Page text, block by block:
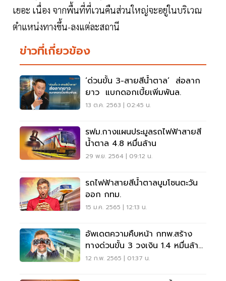
เยอะ เนื่อง จากพื้นที่ที่เวนคืนส่วนใหญ่จะอยู่ในบริเวณ
ตำแหน่งทางขึ้น-ลงแต่ละสถานี
ข่าวที่เกี่ยวข้อง
‘ด่วนขั้น 3-สายสีน้ำตาล’ ส่อลาก
ยาว แบกดอกเบี้ยเพิ่มพันล.
13 ต.ค. 2563 | 02:45 น.
รฟม.กางแผนประมูลรถไฟฟ้าสายสี
น้ำตาล 4.8 หมื่นล้าน
29 พ.ย. 2564 | 09:12 น.
รถไฟฟ้าสายสีน้ำตาลบูมโซนตะวัน
ออก กทม.
15 ม.ค. 2565 | 12:13 น.
อัพเดตความคืบหน้า กทพ.สร้าง
ทางด่วนขั้น 3 วงเงิน 1.4 หมื่นล้าน
ถึงไหนแล้ว
12 ก.พ. 2565 | 01:37 น.